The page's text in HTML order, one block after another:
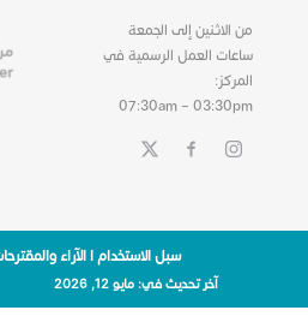
من الاثنين إلى الجمعة
ساعات العمل الرسمية في
المركز:
07:30am – 03:30pm
سبل الاستخدام |الآراء
آخر تحديث في: مايو 12, 2026